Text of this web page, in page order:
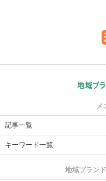
メ
記事一覧
キーワード一覧
地域ブラン